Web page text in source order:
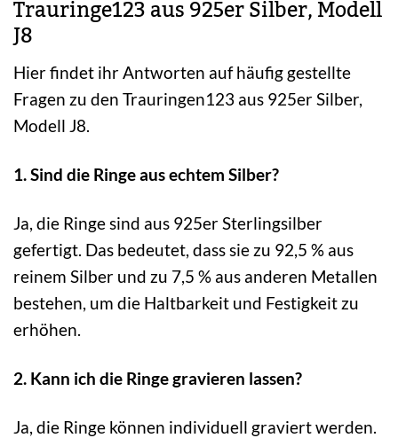
Trauringe123 aus 925er Silber, Modell
J8
Hier findet ihr Antworten auf häufig gestellte
Fragen zu den Trauringen123 aus 925er Silber,
Modell J8.
1. Sind die Ringe aus echtem Silber?
Ja, die Ringe sind aus 925er Sterlingsilber
gefertigt. Das bedeutet, dass sie zu 92,5 % aus
reinem Silber und zu 7,5 % aus anderen Metallen
bestehen, um die Haltbarkeit und Festigkeit zu
erhöhen.
2. Kann ich die Ringe gravieren lassen?
Ja, die Ringe können individuell graviert werden.